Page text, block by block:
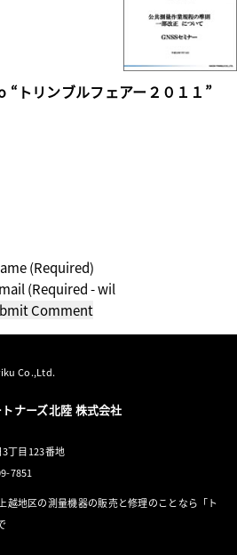
トリンブルフェアー２０１１”
Co.,Ltd.
ナーズ北陸 株式会社
丁目123番地
7851
越地区の測量機器の販売と修理のことなら「ト